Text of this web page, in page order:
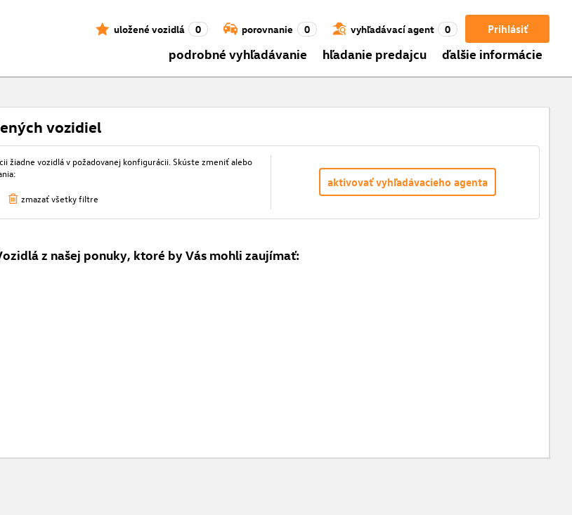
Prihlásiť
uložené vozidlá 0 porovnanie 0 vyhľadávací agent 0
podrobné vyhľadávanie hľadanie predajcu ďalšie informácie
vozidiel
žiadne vozidlá v požadovanej konfigurácii. Skúste zmeniť alebo
zmazať všetky filtre
aktivovať vyhľadávacieho agenta
z našej ponuky, ktoré by Vás mohli zaujímať: